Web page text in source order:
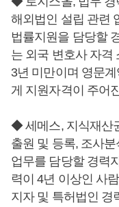
해외법인 설립 관련
법률지원을 담당할
는 외국 변호사 자격
3년 미만이며 영문
게 지원자격이 주어
◆ 세메스, 지식재산
출원 및 등록, 조사
업무를 담당할 경력
력이 4년 이상인 사
지자 및 특허법인 경